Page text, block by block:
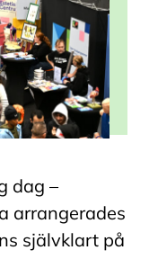
dag –
arrangerades
självklart på